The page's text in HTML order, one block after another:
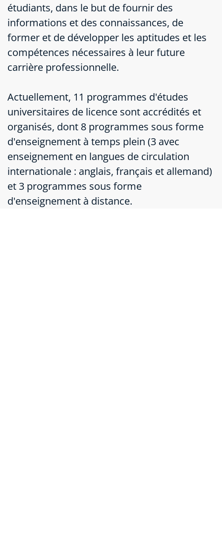
étudiants, dans le but de fournir des
informations et des connaissances, de
former et de développer les aptitudes et les
compétences nécessaires à leur future
carrière professionnelle.
Actuellement, 11 programmes d'études
universitaires de licence sont accrédités et
organisés, dont 8 programmes sous forme
d'enseignement à temps plein (3 avec
enseignement en langues de circulation
internationale : anglais, français et allemand)
et 3 programmes sous forme
d'enseignement à distance.